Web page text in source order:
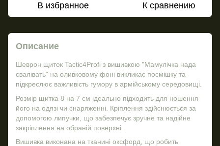
В избранное К сравнению
Описание
Шеврон щиток Tactic4Profi з вишивкою "Мамулічка нада
свалівать" на оливковому фоні викликає посмішку та
підкреслює важливість гумору в армійському середовищі.
Розмір щитка 8 на 7 см ідеально підходить для ношення
його на одязі чи снаряженні. Кріплення здійснюється за
допомогою липучки, що забезпечує зручне та надійне
закріплення на обраній поверхні.
Вишивка виконана на тканині оксфорд, що робить